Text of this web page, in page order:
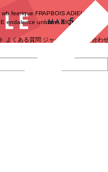
wb feerique FRAPBOIS ADIEU
endalence unbilanc BIGI online store
よくある質問 ジャーナル お問い合わ